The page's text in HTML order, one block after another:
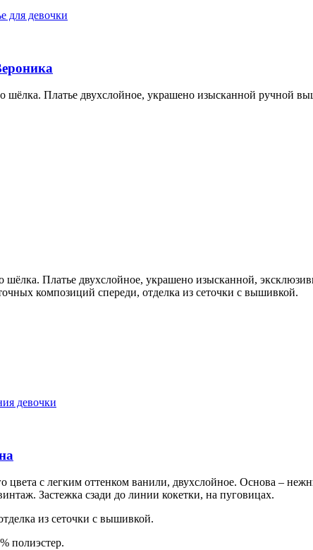
шёлка. Платье двухслойное, украшено изысканной ручной
Платье двухслойное, украшено изысканной,
композиций спереди, отделка из сеточки с вышивкой.
цвета с легким оттенком ванили, двухслойное. Основа –
Застежка сзади до линии кокетки, на пуговицах.
из сеточки с вышивкой.
полиэстер.